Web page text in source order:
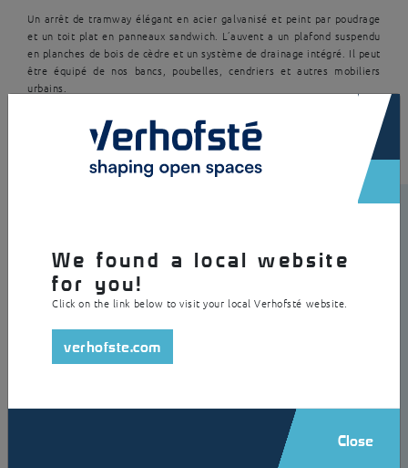
Un arrêt de tramway élégant en acier galvanisé et peint par poudrage
et un toit plat en panneaux sandwich. L’auvent a un plafond suspendu
en planches de bois de cèdre et un système de drainage intégré. Il peut
être équipé de nos bancs, poubelles, cendriers et autres mobiliers
urbains.
×
We found a local website
for you!
Click on the link below to visit your local Verhofsté website.
verhofste.com
Close